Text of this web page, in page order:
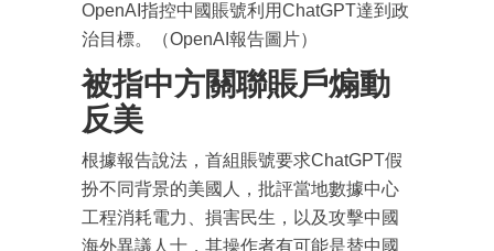
OpenAI指控中國賬號利用ChatGPT達到政
治目標。（OpenAI報告圖片）
被指中方關聯賬戶煽動
反美
根據報告說法，首組賬號要求ChatGPT假
扮不同背景的美國人，批評當地數據中心
工程消耗電力、損害民生，以及攻擊中國
海外異議人士，其操作者有可能是替中國
最新資訊（附創業懶人包），直達郵
箱！